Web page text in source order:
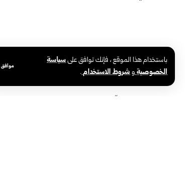
باستخدام هذا الموقع ، فإنك توافق علىسياسة
الخصوصيةوشروط الاستخدام.
موافق